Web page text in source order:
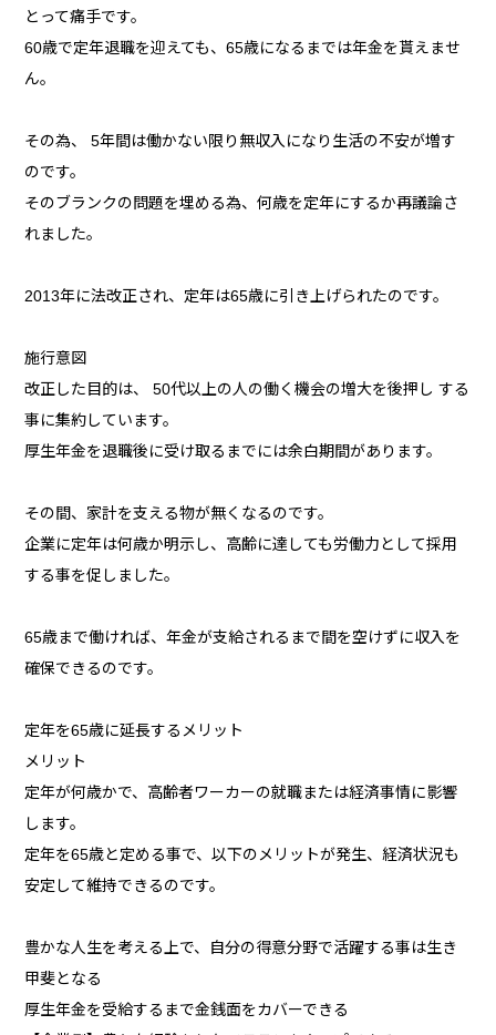
とって痛手です。
60歳で定年退職を迎えても、65歳になるまでは年金を貰えませ
ん。
その為、 5年間は働かない限り無収入になり生活の不安が増す
のです。
そのブランクの問題を埋める為、何歳を定年にするか再議論さ
れました。
2013年に法改正され、定年は65歳に引き上げられたのです。
施行意図
改正した目的は、 50代以上の人の働く機会の増大を後押し する
事に集約しています。
厚生年金を退職後に受け取るまでには余白期間があります。
その間、家計を支える物が無くなるのです。
企業に定年は何歳か明示し、高齢に達しても労働力として採用
する事を促しました。
65歳まで働ければ、年金が支給されるまで間を空けずに収入を
確保できるのです。
定年を65歳に延長するメリット
メリット
定年が何歳かで、高齢者ワーカーの就職または経済事情に影響
します。
定年を65歳と定める事で、以下のメリットが発生、経済状況も
安定して維持できるのです。
豊かな人生を考える上で、自分の得意分野で活躍する事は生き
甲斐となる
厚生年金を受給するまで金銭面をカバーできる